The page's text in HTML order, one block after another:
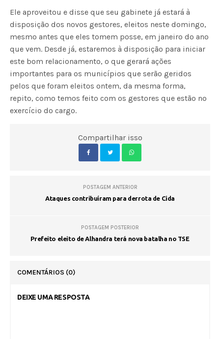
Ele aproveitou e disse que seu gabinete já estará à
disposição dos novos gestores, eleitos neste domingo,
mesmo antes que eles tomem posse, em janeiro do ano
que vem. Desde já, estaremos à disposição para iniciar
este bom relacionamento, o que gerará ações
importantes para os municípios que serão geridos
pelos que foram eleitos ontem, da mesma forma,
repito, como temos feito com os gestores que estão no
exercício do cargo.
Compartilhar isso
POSTAGEM ANTERIOR
Ataques contribuíram para derrota de Cida
POSTAGEM POSTERIOR
Prefeito eleito de Alhandra terá nova batalha no TSE
COMENTÁRIOS (0)
DEIXE UMA RESPOSTA